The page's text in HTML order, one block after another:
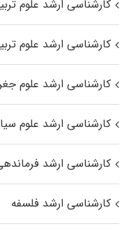
کارشناسی ارشد علوم
کارشناسی ارشد علوم
کارشناسی ارشد علوم
کارشناسی ارشد علوم
کارشناسی ارشد
کارشناسی ارشد فلسفه